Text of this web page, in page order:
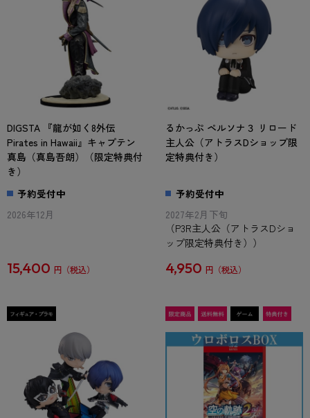
DIGSTA 『龍が如く8外伝
Pirates in Hawaii』キャプテン
真島（真島吾朗）（限定特典付
き）
予約受付中
2026年12月
15,400 円
るかっぷ ペルソナ３ リロード
主人公（アトラスDショップ限
定特典付き）
予約受付中
2027年2月下旬
（P3R主人公（アトラスDショ
ップ限定特典付き））
4,950 円